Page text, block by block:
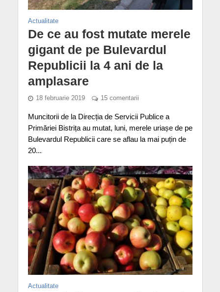
Actualitate
De ce au fost mutate merele
gigant de pe Bulevardul
Republicii la 4 ani de la
amplasare
18 februarie 2019 15 comentarii
Muncitorii de la Direcția de Servicii Publice a
Primăriei Bistrița au mutat, luni, merele uriașe de pe
Bulevardul Republicii care se aflau la mai puțin de
20...
Actualitate